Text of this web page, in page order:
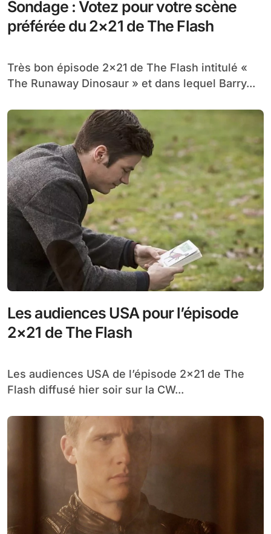
Sondage : Votez pour votre scène
préférée du 2×21 de The Flash
Très bon épisode 2×21 de The Flash intitulé «
The Runaway Dinosaur » et dans lequel Barry...
Les audiences USA pour l’épisode
2×21 de The Flash
Les audiences USA de l’épisode 2×21 de The
Flash diffusé hier soir sur la CW...